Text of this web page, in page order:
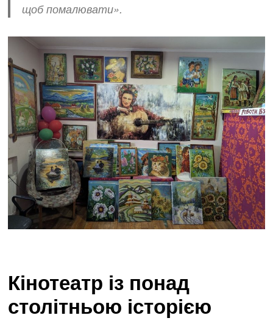
щоб помалювати».
Кінотеатр із понад
столітньою історією